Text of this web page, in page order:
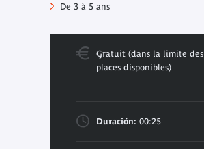
De 3 à 5 ans
Gratuit (dans la limite des
places disponibles)
Duración: 00:25